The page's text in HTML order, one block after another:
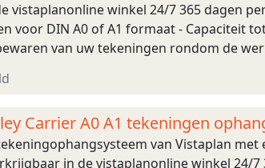
vistaplanonline winkel 24/7 365 dagen
voor DIN A0 of A1 formaat - Capaciteit
van uw tekeningen rondom de
Carrier A0 A1 tekeningen
van Vistaplan
in de vistaplanonline winkel 24/